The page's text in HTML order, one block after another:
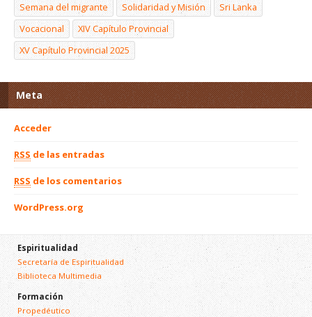
Semana del migrante
Solidaridad y Misión
Sri Lanka
Vocacional
XIV Capítulo Provincial
XV Capítulo Provincial 2025
Meta
Acceder
RSS de las entradas
RSS de los comentarios
WordPress.org
Espiritualidad
Secretaría de Espiritualidad
Biblioteca Multimedia
Formación
Propedéutico